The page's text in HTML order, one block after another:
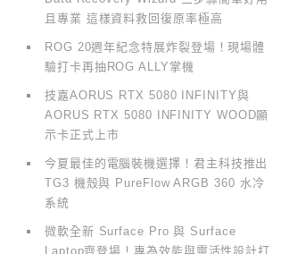
且專業 這樣資料救回復原率極高
ROG 20週年紀念特展炸裂登場！現場體
驗打卡再抽ROG ALLY掌機
技嘉AORUS RTX 5080 INFINITY與
AORUS RTX 5080 INFINITY WOOD顯
示卡正式上市
今夏最佳的電腦裝機選擇！君主科技推出
TG3 機殼與 PureFlow ARGB 360 水冷
系統
微軟全新 Surface Pro 與 Surface
Laptop齊登場！專為效能與靈活性設計打